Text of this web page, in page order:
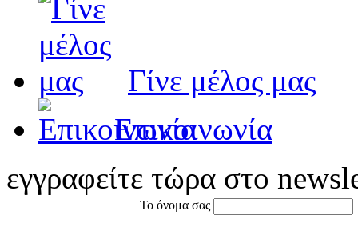
Γίνε μέλος μας
Eπικοινωνία
εγγραφείτε τώρα στο
Το όνομα σας